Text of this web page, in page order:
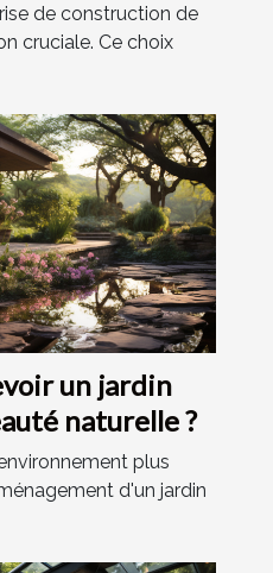
de construction de
cruciale. Ce choix
un jardin
naturelle ?
plus
d'un jardin